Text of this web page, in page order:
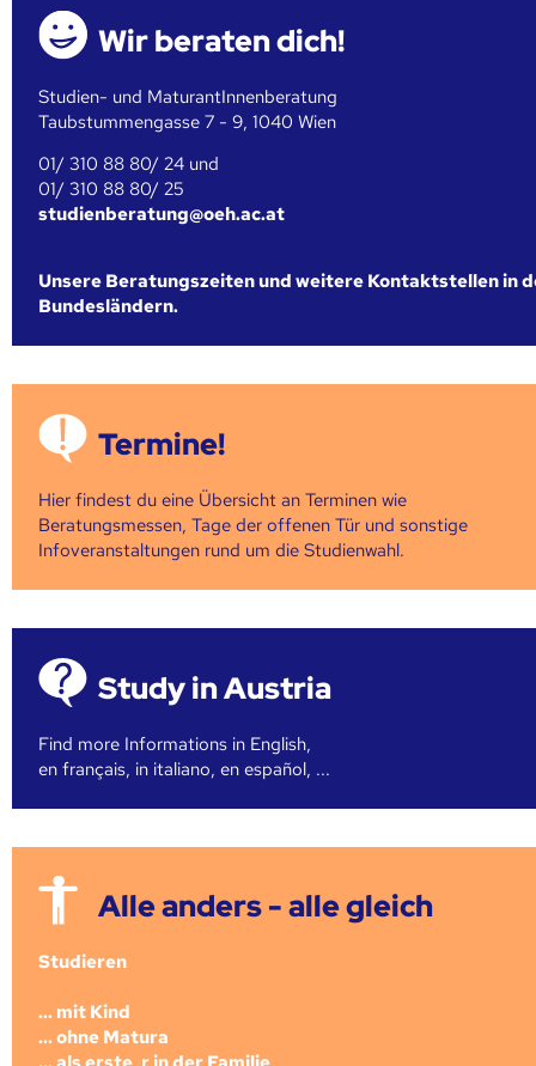
Wir beraten dich!
Studien- und MaturantInnenberatung
Taubstummengasse 7 - 9, 1040 Wien
01/ 310 88 80/ 24 und
01/ 310 88 80/ 25
studienberatung@oeh.ac.at
Unsere Beratungszeiten und weitere Kontaktstellen in
Bundesländern.
Termine!
Hier findest du eine Übersicht an Terminen wie
Beratungsmessen, Tage der offenen Tür und sonstige
Infoveranstaltungen rund um die Studienwahl.
Study in Austria
Find more Informations in English,
en français, in italiano, en español, ...
Alle anders - alle gleich
Studieren
... mit Kind
... ohne Matura